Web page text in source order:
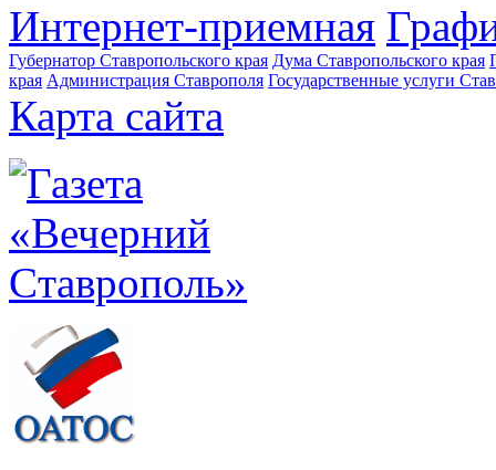
Интернет-приемная
Губернатор Ставропольского края Дума Ставропольского края
края Администрация Ставрополя Государственные услуги
Карта сайта